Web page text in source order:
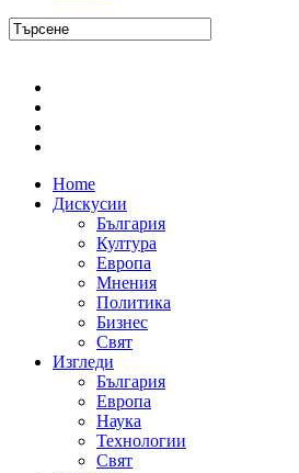
Home
Дискусии
България
Култура
Европа
Мнения
Политика
Бизнес
Свят
Изгледи
България
Европа
Наука
Технологии
Свят